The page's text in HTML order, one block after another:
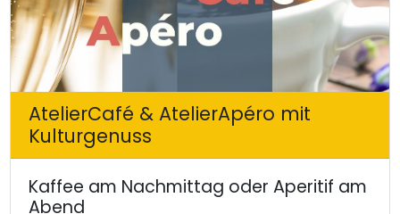
AtelierCafé & AtelierApéro mit
Kulturgenuss
Kaffee am Nachmittag oder Aperitif am
Abend